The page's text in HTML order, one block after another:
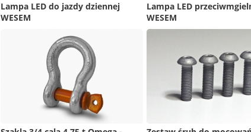
Lampa LED do jazdy dziennej
WESEM
Lampa LED
WESEM